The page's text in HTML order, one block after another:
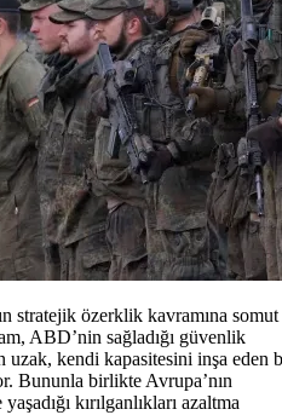
stratejik özerklik kavramına somut
ABD’nin sağladığı güvenlik
uzak, kendi kapasitesini inşa eden
Bununla birlikte Avrupa’nın
kırılganlıkları azaltma